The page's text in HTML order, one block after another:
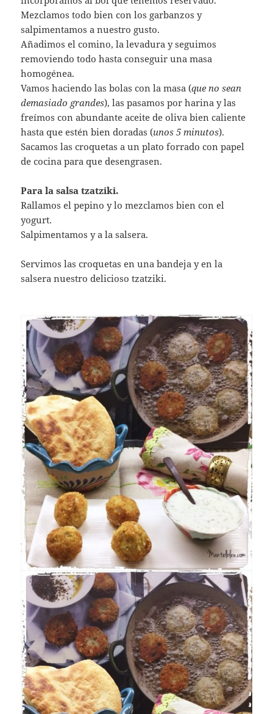
Mezclamos todo bien con los garbanzos y
salpimentamos a nuestro gusto.
Añadimos el comino, la levadura y seguimos
removiendo todo hasta conseguir una masa
homogénea.
Vamos haciendo las bolas con la masa (que no sean
demasiado grandes), las pasamos por harina y las
freímos con abundante aceite de oliva bien caliente
hasta que estén bien doradas (unos 5 minutos).
Sacamos las croquetas a un plato forrado con papel
de cocina para que desengrasen.
Para la salsa tzatziki.
Rallamos el pepino y lo mezclamos bien con el
yogurt.
Salpimentamos y a la salsera.
Servimos las croquetas en una bandeja y en la
salsera nuestro delicioso tzatziki.